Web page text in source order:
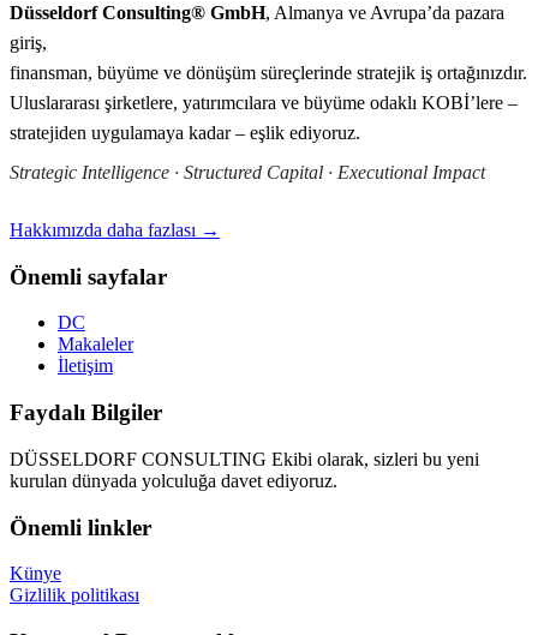
Düsseldorf Consulting® GmbH, Almanya ve Avrupa’da pazara
giriş,
finansman, büyüme ve dönüşüm süreçlerinde stratejik iş ortağınızdır.
Uluslararası şirketlere, yatırımcılara ve büyüme odaklı KOBİ’lere –
stratejiden uygulamaya kadar – eşlik ediyoruz.
Strategic Intelligence · Structured Capital · Executional Impact
Hakkımızda daha fazlası →
Önemli sayfalar
DC
Makaleler
İletişim
Faydalı Bilgiler
DÜSSELDORF CONSULTING Ekibi olarak, sizleri bu yeni
kurulan dünyada yolculuğa davet ediyoruz.
Önemli linkler
Künye
Gizlilik politikası